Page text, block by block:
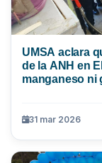
UMSA aclara
de la ANH en
manganeso ni
31 mar 2026